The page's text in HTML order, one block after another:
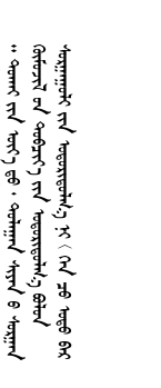
                      